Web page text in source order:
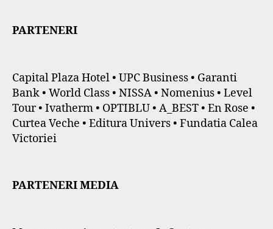
PARTENERI
Capital Plaza Hotel • UPC Business • Garanti
Bank • World Class • NISSA • Nomenius • Level
Tour • Ivatherm • OPTIBLU • A_BEST • En Rose •
Curtea Veche • Editura Univers • Fundatia Calea
Victoriei
PARTENERI MEDIA